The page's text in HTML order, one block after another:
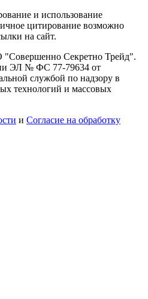
и использование
цитирование возможно
на сайт.
Секретно Трейд".
ЭЛ № ФС 77-79634 от
службой по надзору в
технологий и массовых
и Согласие на обработку